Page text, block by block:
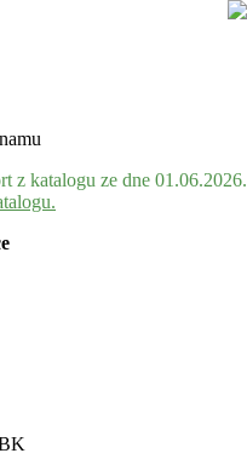
z katalogu ze dne 01.06.2026.